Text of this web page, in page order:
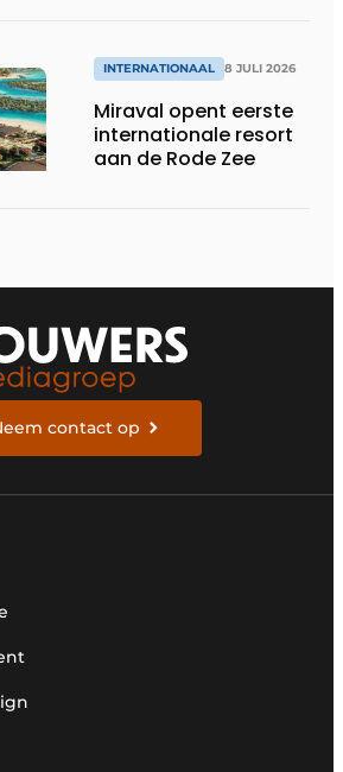
INTERNATIONAAL 8 JULI 2026
Miraval opent eerste
internationale resort
aan de Rode Zee
contact op